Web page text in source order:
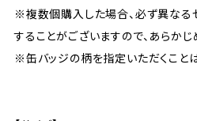
※複数個購入した場合、必ず異なる
することがございますので、あらかじ
※缶バッジの柄を指定いただくこと